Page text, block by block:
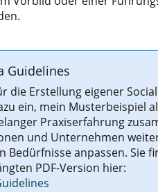
Guidelines
die Erstellung eigener
ein, mein Musterbeispiel
Praxiserfahrung
und Unternehmen
Bedürfnisse anpassen. Sie
PDF-Version hier: